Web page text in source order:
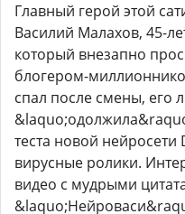
Главный герой этой
Василий Малахов, 45-
который внезапно
блогером-
спал после смены, его
теста новой
вирусные ролики.
видео с мудрыми